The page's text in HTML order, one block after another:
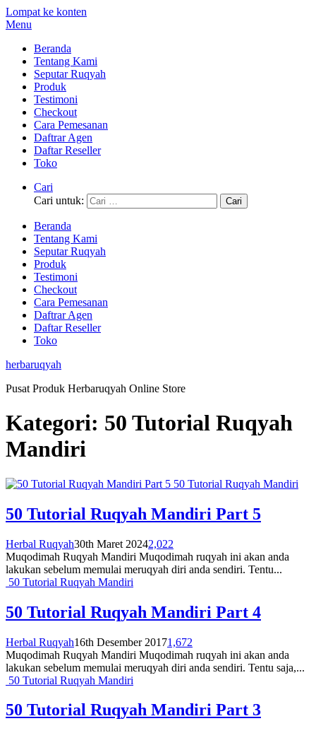
Lompat ke konten
Menu
Beranda
Tentang Kami
Seputar Ruqyah
Produk
Testimoni
Checkout
Cara Pemesanan
Daftrar Agen
Daftar Reseller
Toko
Cari
Cari untuk:
Beranda
Tentang Kami
Seputar Ruqyah
Produk
Testimoni
Checkout
Cara Pemesanan
Daftrar Agen
Daftar Reseller
Toko
herbaruqyah
Pusat Produk Herbaruqyah Online Store
Kategori: 50 Tutorial Ruqyah
Mandiri
50 Tutorial Ruqyah Mandiri
50 Tutorial Ruqyah Mandiri Part 5
Herbal Ruqyah30th Maret 20242,022
Muqodimah Ruqyah Mandiri Muqodimah ruqyah ini akan anda
lakukan sebelum memulai meruqyah diri anda sendiri. Tentu...
50 Tutorial Ruqyah Mandiri
50 Tutorial Ruqyah Mandiri Part 4
Herbal Ruqyah16th Desember 20171,672
Muqodimah Ruqyah Mandiri Muqodimah ruqyah ini akan anda
lakukan sebelum memulai meruqyah diri anda sendiri. Tentu saja,...
50 Tutorial Ruqyah Mandiri
50 Tutorial Ruqyah Mandiri Part 3